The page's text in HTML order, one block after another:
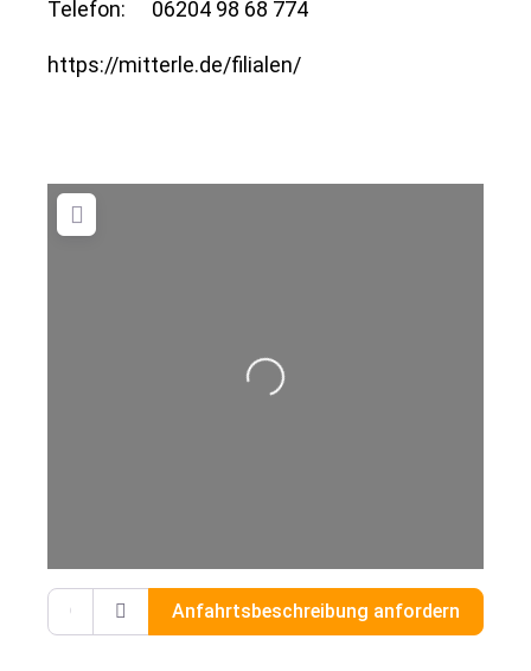
Telefon: 06204 98 68 774
https://mitterle.de/filialen/
Wird geladen …
Gib deinen Standort ein.
Anfahrtsbeschreibung anfordern